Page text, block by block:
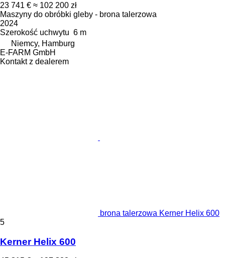
23 741 € ≈ 102 200 zł
Maszyny do obróbki gleby - brona talerzowa
2024
Szerokość uchwytu 6 m
Niemcy, Hamburg
E-FARM GmbH
Kontakt z dealerem
brona talerzowa Kerner Helix 600
5
Kerner Helix 600